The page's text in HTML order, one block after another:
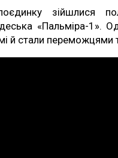
зійшлися
«Пальміра-1».
й стали переможцями